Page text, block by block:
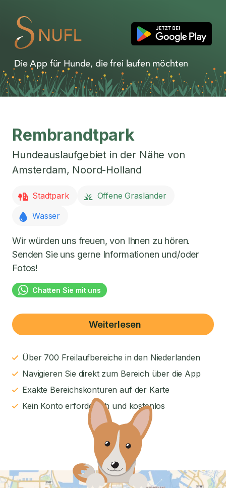
Die App für Hunde, die frei laufen möchten
Rembrandtpark
Hundeauslaufgebiet in der Nähe von
Amsterdam, Noord-Holland
Stadtpark
Offene Grasländer
Wasser
Wir würden uns freuen, von Ihnen zu hören.
Senden Sie uns gerne Informationen und/oder
Fotos!
Chatten Sie mit uns
Weiterlesen
Über 700 Freilaufbereiche in den Niederlanden
Navigieren Sie direkt zum Bereich über die App
Exakte Bereichskonturen auf der Karte
Kein Konto erforderlich und kostenlos